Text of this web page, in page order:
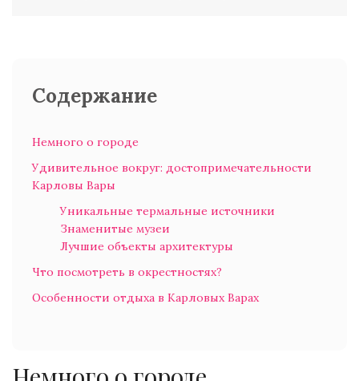
Содержание
Немного о городе
Удивительное вокруг: достопримечательности
Карловы Вары
Уникальные термальные источники
Знаменитые музеи
Лучшие объекты архитектуры
Что посмотреть в окрестностях?
Особенности отдыха в Карловых Варах